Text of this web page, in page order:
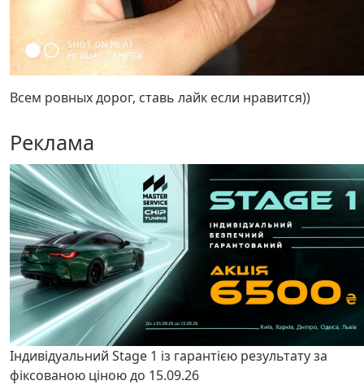
Всем ровных дорог, ставь лайк если нравится))
Реклама
Індивідуальний Stage 1 із гарантією результату за
фіксованою ціною до 15.09.26